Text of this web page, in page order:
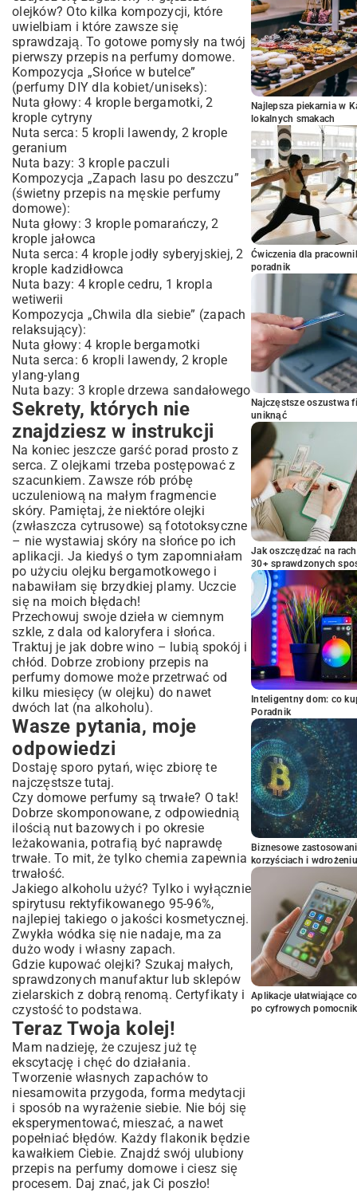
olejków? Oto kilka kompozycji, które
uwielbiam i które zawsze się
sprawdzają. To gotowe pomysły na twój
pierwszy przepis na perfumy domowe.
Kompozycja „Słońce w butelce”
(perfumy DIY dla kobiet/uniseks):
Nuta głowy: 4 krople bergamotki, 2
krople cytryny
Nuta serca: 5 kropli lawendy, 2 krople
geranium
Nuta bazy: 3 krople paczuli
Kompozycja „Zapach lasu po deszczu”
(świetny przepis na męskie perfumy
domowe):
Nuta głowy: 3 krople pomarańczy, 2
krople jałowca
Nuta serca: 4 krople jodły syberyjskiej, 2
krople kadzidłowca
Nuta bazy: 4 krople cedru, 1 kropla
wetiwerii
Kompozycja „Chwila dla siebie” (zapach
relaksujący):
Nuta głowy: 4 krople bergamotki
Nuta serca: 6 kropli lawendy, 2 krople
ylang-ylang
Nuta bazy: 3 krople drzewa sandałowego
Sekrety, których nie
znajdziesz w instrukcji
Na koniec jeszcze garść porad prosto z
serca. Z olejkami trzeba postępować z
szacunkiem. Zawsze rób próbę
uczuleniową na małym fragmencie
skóry. Pamiętaj, że niektóre olejki
(zwłaszcza cytrusowe) są fototoksyczne
– nie wystawiaj skóry na słońce po ich
aplikacji. Ja kiedyś o tym zapomniałam
po użyciu olejku bergamotkowego i
nabawiłam się brzydkiej plamy. Uczcie
się na moich błędach!
Przechowuj swoje dzieła w ciemnym
szkle, z dala od kaloryfera i słońca.
Traktuj je jak dobre wino – lubią spokój i
chłód. Dobrze zrobiony przepis na
perfumy domowe może przetrwać od
kilku miesięcy (w olejku) do nawet
dwóch lat (na alkoholu).
Wasze pytania, moje
odpowiedzi
Dostaję sporo pytań, więc zbiorę te
najczęstsze tutaj.
Czy domowe perfumy są trwałe? O tak!
Dobrze skomponowane, z odpowiednią
ilością nut bazowych i po okresie
leżakowania, potrafią być naprawdę
trwałe. To mit, że tylko chemia zapewnia
trwałość.
Jakiego alkoholu użyć? Tylko i wyłącznie
spirytusu rektyfikowanego 95-96%,
najlepiej takiego o jakości kosmetycznej.
Zwykła wódka się nie nadaje, ma za
dużo wody i własny zapach.
Gdzie kupować olejki? Szukaj małych,
sprawdzonych manufaktur lub sklepów
zielarskich z dobrą renomą. Certyfikaty i
czystość to podstawa.
Teraz Twoja kolej!
Mam nadzieję, że czujesz już tę
ekscytację i chęć do działania.
Tworzenie własnych zapachów to
niesamowita przygoda, forma medytacji
i sposób na wyrażenie siebie. Nie bój się
eksperymentować, mieszać, a nawet
popełniać błędów. Każdy flakonik będzie
kawałkiem Ciebie. Znajdź swój ulubiony
przepis na perfumy domowe i ciesz się
procesem. Daj znać, jak Ci poszło!
Najlepsza piekarnia w
lokalnych smakach
Ćwiczenia dla
poradnik
Najczęstsze oszustwa
uniknąć
Jak oszczędzać na
30+ sprawdzonych
Inteligentny dom: co
Poradnik
Biznesowe
korzyściach i wdrożeniu
Aplikacje ułatwiające
po cyfrowych